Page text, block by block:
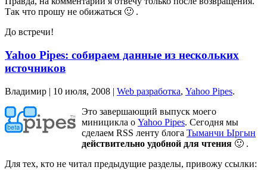
Так что прошу не обижаться 🙂 .
До встречи!
Yahoo Pipes: собираем данные из нескольких
источников
Владимир | 10 июля, 2008 | Web разработка, Yahoo Pipes.
Это завершающий выпуск моего
миницикла о Yahoo Pipes. Сегодня мы
сделаем RSS ленту блога Тыманчи Ыргын
действительно удобной для чтения 🙂 .
Для тех, кто не читал предыдущие разделы, привожу ссылки: